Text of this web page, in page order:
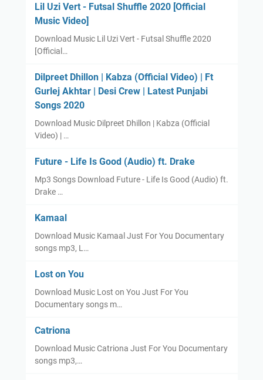
Lil Uzi Vert - Futsal Shuffle 2020 [Official
Music Video]
Download Music Lil Uzi Vert - Futsal Shuffle 2020
[Official…
Dilpreet Dhillon | Kabza (Official Video) | Ft
Gurlej Akhtar | Desi Crew | Latest Punjabi
Songs 2020
Download Music Dilpreet Dhillon | Kabza (Official
Video) | …
Future - Life Is Good (Audio) ft. Drake
Mp3 Songs Download Future - Life Is Good (Audio) ft.
Drake …
Kamaal
Download Music Kamaal Just For You Documentary
songs mp3, L…
Lost on You
Download Music Lost on You Just For You
Documentary songs m…
Catriona
Download Music Catriona Just For You Documentary
songs mp3,…